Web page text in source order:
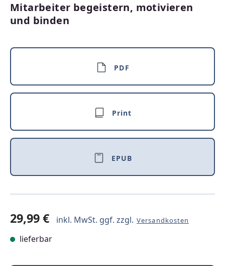
Mitarbeiter begeistern, motivieren
und binden
PDF
Print
EPUB
29,99 € inkl. MwSt. ggf. zzgl. Versandkosten
lieferbar